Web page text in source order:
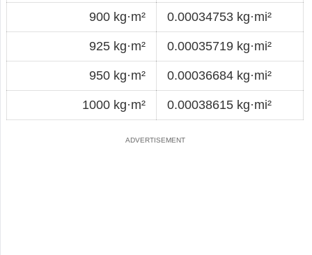
900 kg·m² 0.00034753 kg·mi²
925 kg·m² 0.00035719 kg·mi²
950 kg·m² 0.00036684 kg·mi²
1000 kg·m² 0.00038615 kg·mi²